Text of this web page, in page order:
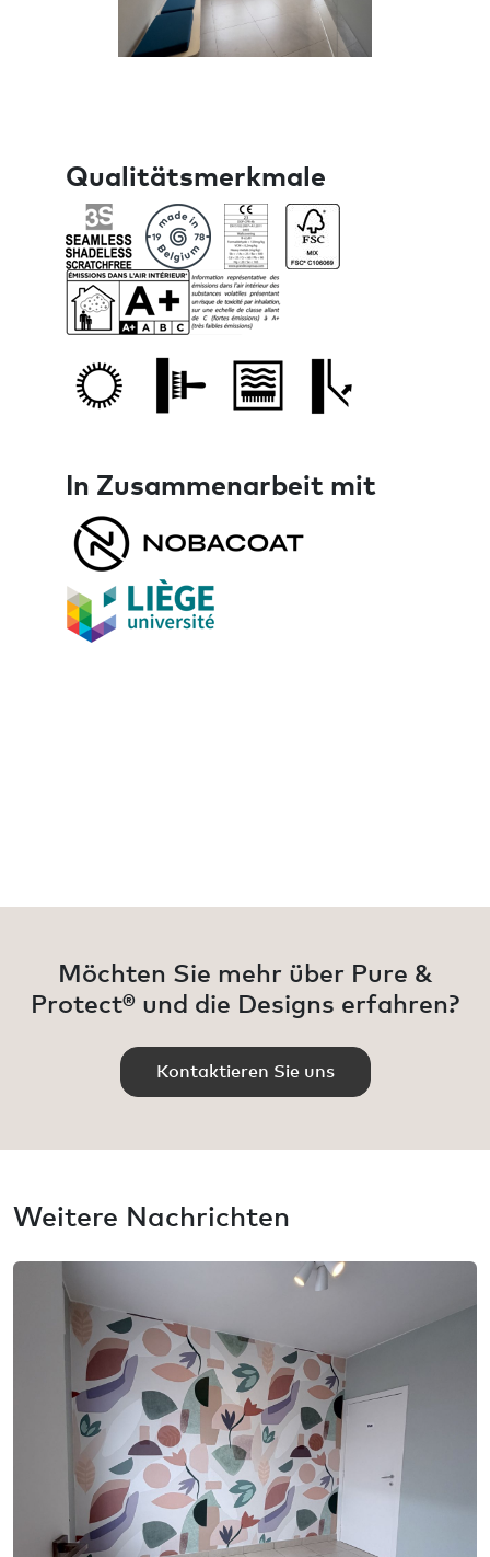
Qualitätsmerkmale
In Zusammenarbeit mit
Möchten Sie mehr über Pure &
Protect® und die Designs erfahren?
Kontaktieren Sie uns
Weitere Nachrichten